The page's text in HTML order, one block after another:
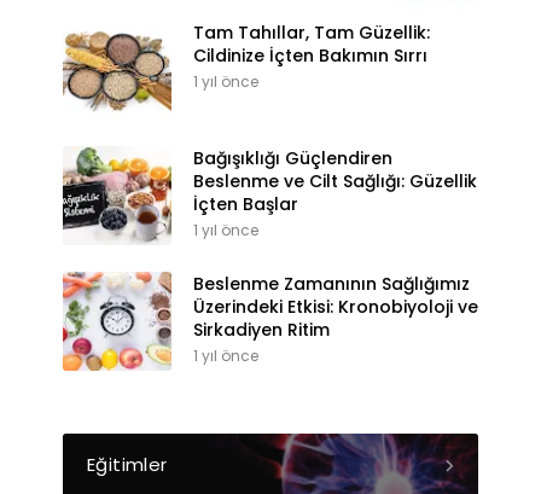
Tam Tahıllar, Tam Güzellik:
Cildinize İçten Bakımın Sırrı
1 yıl önce
Bağışıklığı Güçlendiren
Beslenme ve Cilt Sağlığı: Güzellik
İçten Başlar
1 yıl önce
Beslenme Zamanının Sağlığımız
Üzerindeki Etkisi: Kronobiyoloji ve
Sirkadiyen Ritim
1 yıl önce
Eğitimler